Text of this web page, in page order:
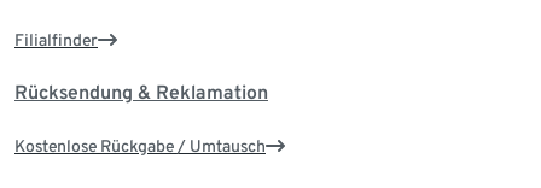
Filialfinder
Rücksendung & Reklamation
Kostenlose Rückgabe / Umtausch